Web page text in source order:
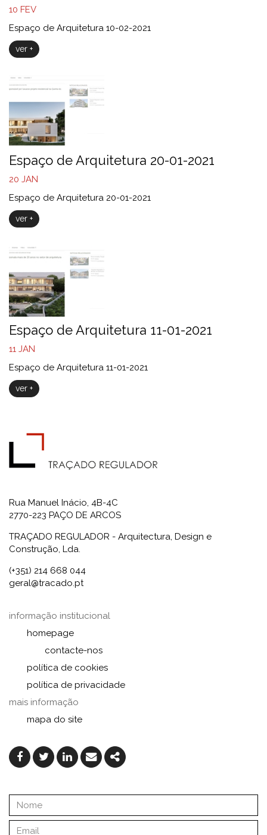
10 FEV
Espaço de Arquitetura 10-02-2021
ver +
Espaço de Arquitetura 20-01-2021
20 JAN
Espaço de Arquitetura 20-01-2021
ver +
Espaço de Arquitetura 11-01-2021
11 JAN
Espaço de Arquitetura 11-01-2021
ver +
Rua Manuel Inácio, 4B-4C
2770-223 PAÇO DE ARCOS
TRAÇADO REGULADOR - Arquitectura, Design e
Construção, Lda.
(+351) 214 668 044
geral@tracado.pt
informação institucional
homepage
contacte-nos
política de cookies
política de privacidade
mais informação
mapa do site
Facebook
TwitterLinkedinEmailShare